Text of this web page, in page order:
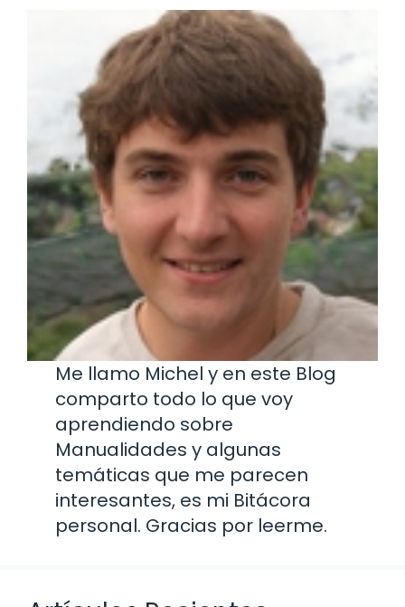
Me llamo Michel y en este Blog
comparto todo lo que voy
aprendiendo sobre
Manualidades y algunas
temáticas que me parecen
interesantes, es mi Bitácora
personal. Gracias por leerme.